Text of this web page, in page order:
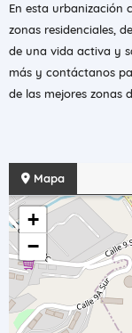
En esta urbanización
zonas residenciales,
de una vida activa y
más y contáctanos
de las mejores zonas
Mapa
+
−